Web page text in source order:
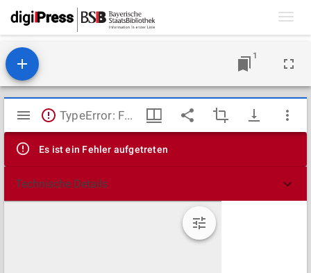
1
Mirador
Viewer
TypeError: Failed to fetch
Es ist ein Fehler aufgetreten
Technische Details